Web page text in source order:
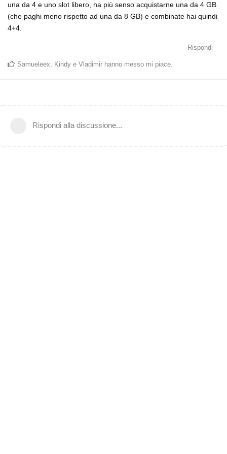
una da 4 e uno slot libero, ha più senso acquistarne una da 4 GB
(che paghi meno rispetto ad una da 8 GB) e combinate hai quindi
4+4.
Rispondi
Samueleex, Kindy e Vladimir hanno messo mi piace.
Rispondi alla discussione...